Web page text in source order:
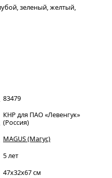
зеленый, желтый,
83479
КНР для ПАО «Левенгук»
(Россия)
MAGUS (Магус)
5 лет
47x32x67 см